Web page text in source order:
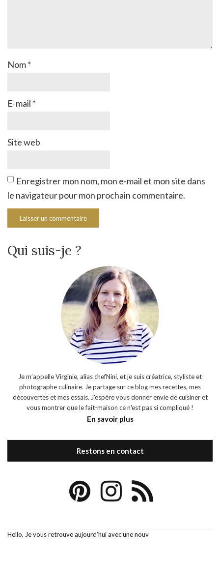
Nom*
E-mail *
Site web
Enregistrer mon nom, mon e-mail et mon site dans
le navigateur pour mon prochain commentaire.
Qui suis-je ?
Je m’appelle Virginie, alias chefNini, et je suis créatrice, styliste et
photographe culinaire. Je partage sur ce blog mes recettes, mes
découvertes et mes essais. J'espère vous donner envie de cuisiner et
vous montrer que le fait-maison ce n'est pas si compliqué !
En savoir plus
Restons en contact
Hello, Je vous retrouve aujourd’hui avec une nouv